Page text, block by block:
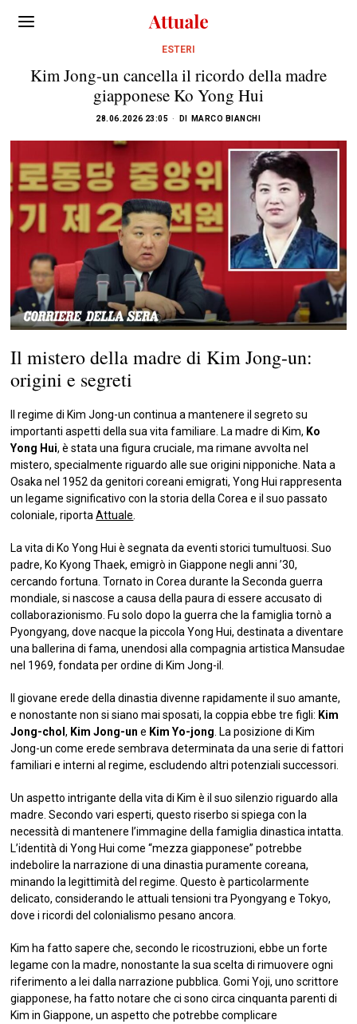
ESTERI
Kim Jong-un cancella il ricordo della madre
giapponese Ko Yong Hui
28.06.2026 23:05 DI MARCO BIANCHI
Il mistero della madre di Kim Jong-un:
origini e segreti
Il regime di Kim Jong-un continua a mantenere il segreto su
importanti aspetti della sua vita familiare. La madre di Kim, Ko
Yong Hui, è stata una figura cruciale, ma rimane avvolta nel
mistero, specialmente riguardo alle sue origini nipponiche. Nata a
Osaka nel 1952 da genitori coreani emigrati, Yong Hui rappresenta
un legame significativo con la storia della Corea e il suo passato
coloniale, riportaAttuale
La vita di Ko Yong Hui è segnata da eventi storici tumultuosi. Suo
padre, Ko Kyong Thaek, emigrò in Giappone negli anni ’30,
cercando fortuna. Tornato in Corea durante la Seconda guerra
mondiale, si nascose a causa della paura di essere accusato di
collaborazionismo. Fu solo dopo la guerra che la famiglia tornò a
Pyongyang, dove nacque la piccola Yong Hui, destinata a diventare
una ballerina di fama, unendosi alla compagnia artistica Mansudae
nel 1969, fondata per ordine di Kim Jong-il.
Il giovane erede della dinastia divenne rapidamente il suo amante,
e nonostante non si siano mai sposati, la coppia ebbe tre figli: Kim
Jong-chol, Kim Jong-un e Kim Yo-jong . La posizione di Kim
Jong-un come erede sembrava determinata da una serie di fattori
familiari e interni al regime, escludendo altri potenziali successori.
Un aspetto intrigante della vita di Kim è il suo silenzio riguardo alla
madre. Secondo vari esperti, questo riserbo si spiega con la
necessità di mantenere l’immagine della famiglia dinastica intatta.
L’identità di Yong Hui come “mezza giapponese” potrebbe
indebolire la narrazione di una dinastia puramente coreana,
minando la legittimità del regime. Questo è particolarmente
delicato, considerando le attuali tensioni tra Pyongyang e Tokyo,
dove i ricordi del colonialismo pesano ancora.
Kim ha fatto sapere che, secondo le ricostruzioni, ebbe un forte
legame con la madre, nonostante la sua scelta di rimuovere ogni
riferimento a lei dalla narrazione pubblica. Gomi Yoji, uno scrittore
giapponese, ha fatto notare che ci sono circa cinquanta parenti di
Kim in Giappone, un aspetto che potrebbe complicare